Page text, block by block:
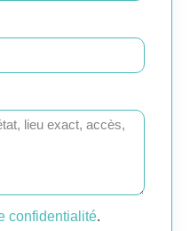
confidentialité.